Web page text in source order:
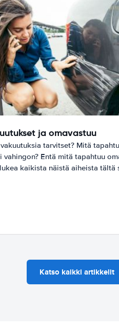
ja omavastuu
tarvitset? Mitä
vahingon? Entä mitä tapahtuu
kaikista näistä aiheista tältä
Katso kaikki artikkelit